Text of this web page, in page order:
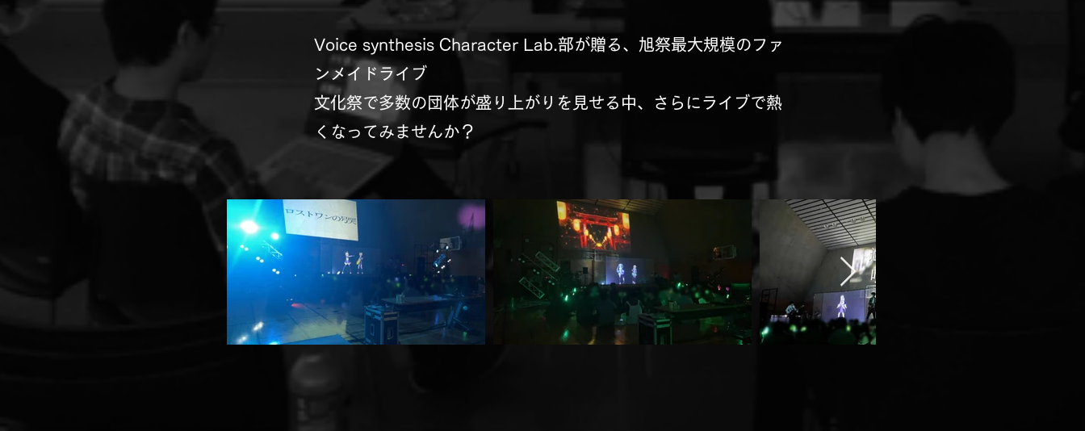
Voice synthesis Character Lab.部が贈る、旭祭最大規模のファ
ンメイドライブ
​文化祭で多数の団体が盛り上がりを見せる中、さらにライブで熱
くなってみませんか？